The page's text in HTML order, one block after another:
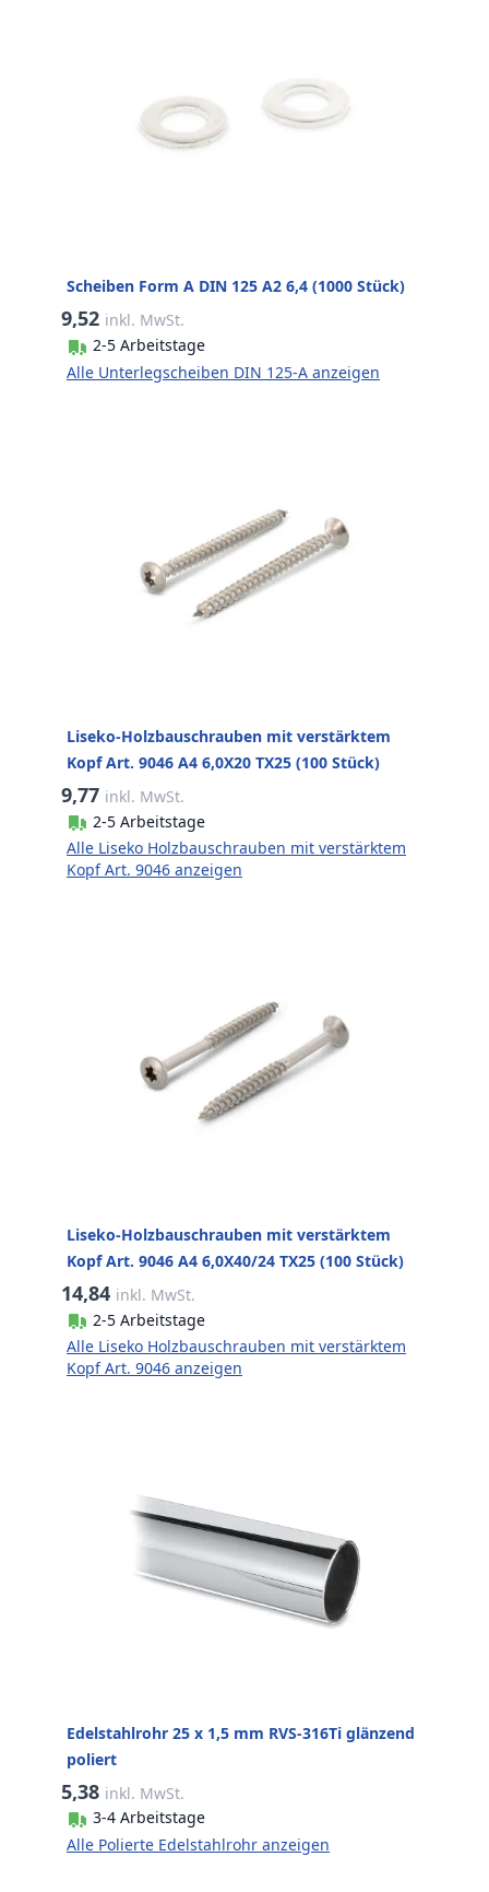
Scheiben Form A DIN 125 A2 6,4 (1000 Stück)
9,52 inkl. MwSt.
2-5 Arbeitstage
Alle Unterlegscheiben DIN 125-A anzeigen
Liseko-Holzbauschrauben mit verstärktem
Kopf Art. 9046 A4 6,0X20 TX25 (100 Stück)
9,77 inkl. MwSt.
2-5 Arbeitstage
Alle Liseko Holzbauschrauben mit verstärktem
Kopf Art. 9046 anzeigen
Liseko-Holzbauschrauben mit verstärktem
Kopf Art. 9046 A4 6,0X40/24 TX25 (100 Stück)
14,84 inkl. MwSt.
2-5 Arbeitstage
Alle Liseko Holzbauschrauben mit verstärktem
Kopf Art. 9046 anzeigen
Edelstahlrohr 25 x 1,5 mm RVS-316Ti glänzend
poliert
5,38 inkl. MwSt.
3-4 Arbeitstage
Alle Polierte Edelstahlrohr anzeigen